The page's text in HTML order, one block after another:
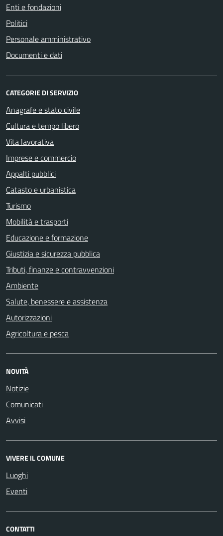
Enti e fondazioni
Politici
Personale amministrativo
Documenti e dati
CATEGORIE DI SERVIZIO
Anagrafe e stato civile
Cultura e tempo libero
Vita lavorativa
Imprese e commercio
Appalti pubblici
Catasto e urbanistica
Turismo
Mobilità e trasporti
Educazione e formazione
Giustizia e sicurezza pubblica
Tributi, finanze e contravvenzioni
Ambiente
Salute, benessere e assistenza
Autorizzazioni
Agricoltura e pesca
NOVITÀ
Notizie
Comunicati
Avvisi
VIVERE IL COMUNE
Luoghi
Eventi
CONTATTI